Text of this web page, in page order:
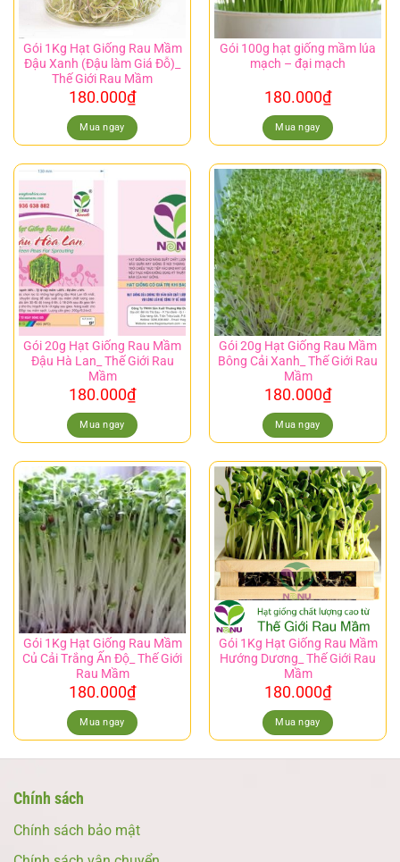
Gói 1Kg Hạt Giống Rau Mầm
Đậu Xanh (Đậu làm Giá Đỗ)_
Thế Giới Rau Mầm
180.000₫
Mua ngay
Gói 100g hạt giống mầm lúa
mạch – đại mạch
180.000₫
Mua ngay
Gói 20g Hạt Giống Rau Mầm
Đậu Hà Lan_ Thế Giới Rau
Mầm
180.000₫
Mua ngay
Gói 20g Hạt Giống Rau Mầm
Bông Cải Xanh_ Thế Giới Rau
Mầm
180.000₫
Mua ngay
Gói 1Kg Hạt Giống Rau Mầm
Củ Cải Trắng Ấn Độ_ Thế Giới
Rau Mầm
180.000₫
Mua ngay
Gói 1Kg Hạt Giống Rau Mầm
Hướng Dương_ Thế Giới Rau
Mầm
180.000₫
Mua ngay
Chính sách
Chính sách bảo mật